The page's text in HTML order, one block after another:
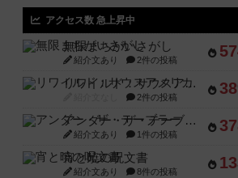
アクセス数 急上昇中
無限まちがいさがし
紹介文あり 2件の投稿
リワイルド：サウスアメリカ
2件の投稿
アンダー・ザ・テーブラー
紹介文あり 1件の投稿
宵と暁の呪文書
紹介文あり 8件の投稿